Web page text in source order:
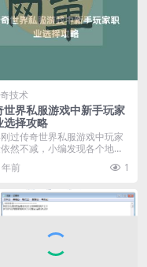
技术
世界私服游戏中新手玩家
选择攻略
过传奇世界私服游戏中玩家
然不减，小编发现各个地图
家数量既然还有...
年前 1